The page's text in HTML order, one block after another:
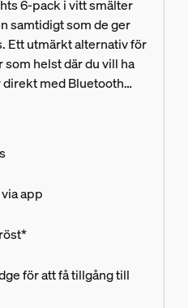
6-pack i vitt smälter
samtidigt som de ger
Ett utmärkt alternativ för
helst där du vill ha
med Bluetooth
app
för att få tillgång till